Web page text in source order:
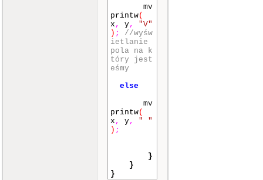
mvpri
ntw (
,
2 , "" );
}
attroff
A_REVERSE
);
mv
printw(
x , y,
"V"
) ;
//wyśw
ietlanie
pola na k
tóry jest
eśmy
else
mv
printw(
x , y,
" "
) ;
}
}
}